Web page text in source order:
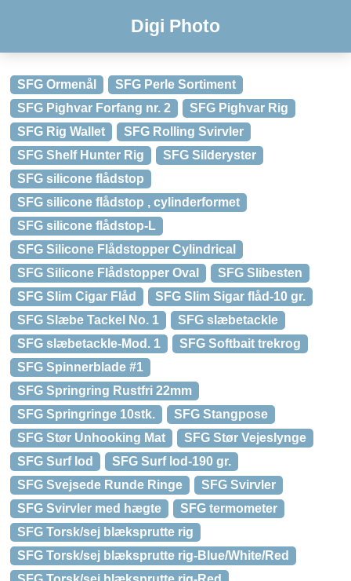
Digi Photo
SFG Ormenål
SFG Perle Sortiment
SFG Pighvar Forfang nr. 2
SFG Pighvar Rig
SFG Rig Wallet
SFG Rolling Svirvler
SFG Shelf Hunter Rig
SFG Silderyster
SFG silicone flådstop
SFG silicone flådstop , cylinderformet
SFG silicone flådstop-L
SFG Silicone Flådstopper Cylindrical
SFG Silicone Flådstopper Oval
SFG Slibesten
SFG Slim Cigar Flåd
SFG Slim Sigar flåd-10 gr.
SFG Slæbe Tackel No. 1
SFG slæbetackle
SFG slæbetackle-Mod. 1
SFG Softbait trekrog
SFG Spinnerblade #1
SFG Springring Rustfri 22mm
SFG Springringe 10stk.
SFG Stangpose
SFG Stør Unhooking Mat
SFG Stør Vejeslynge
SFG Surf lod
SFG Surf lod-190 gr.
SFG Svejsede Runde Ringe
SFG Svirvler
SFG Svirvler med hægte
SFG termometer
SFG Torsk/sej blæksprutte rig
SFG Torsk/sej blæksprutte rig-Blue/White/Red